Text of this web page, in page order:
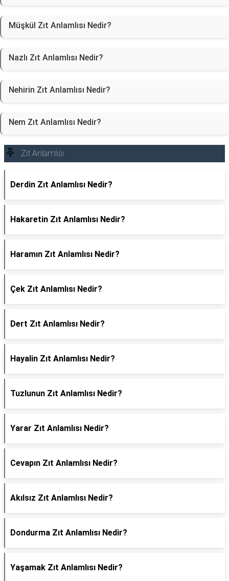
Müşkül Zıt Anlamlısı Nedir?
Nazlı Zıt Anlamlısı Nedir?
Nehirin Zıt Anlamlısı Nedir?
Nem Zıt Anlamlısı Nedir?
Zıt Anlamlısı
Derdin Zıt Anlamlısı Nedir?
Hakaretin Zıt Anlamlısı Nedir?
Haramın Zıt Anlamlısı Nedir?
Çek Zıt Anlamlısı Nedir?
Dert Zıt Anlamlısı Nedir?
Hayalin Zıt Anlamlısı Nedir?
Tuzlunun Zıt Anlamlısı Nedir?
Yarar Zıt Anlamlısı Nedir?
Cevapın Zıt Anlamlısı Nedir?
Akılsız Zıt Anlamlısı Nedir?
Dondurma Zıt Anlamlısı Nedir?
Yaşamak Zıt Anlamlısı Nedir?